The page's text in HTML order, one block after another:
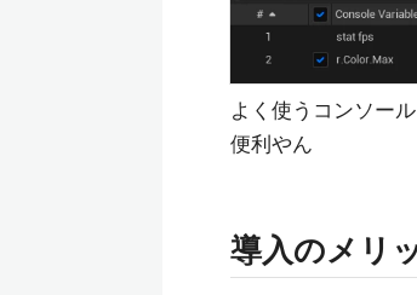
よく使うコンソー
便利やん
導入のメリ